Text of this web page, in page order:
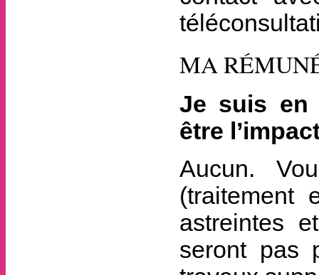
MA
Je suis en
être
Aucun.
(traitement
astreintes
seront pas